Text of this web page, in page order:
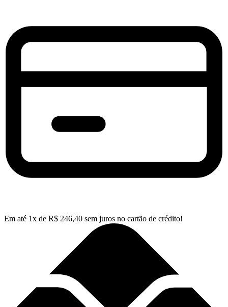
Em até 1x de R$ 246,40 sem juros no cartão de crédito!